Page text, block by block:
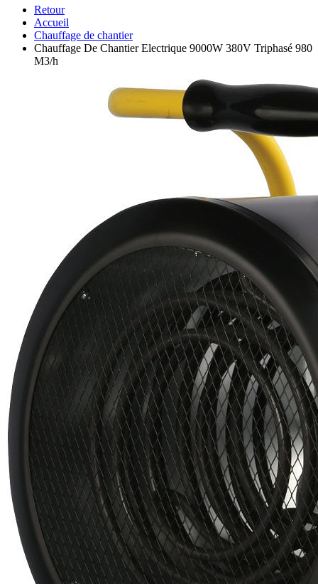
Retour
Accueil
Chauffage de chantier
Chauffage De Chantier Electrique 9000W 380V Triphasé 980
M3/h